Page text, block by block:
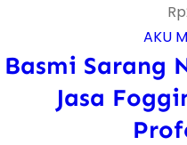
Rp
AKU
Basmi Sarang
Jasa